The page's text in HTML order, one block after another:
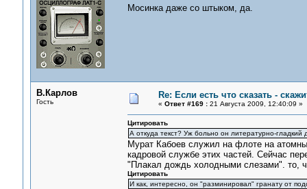
Мосинка даже со штыком, да.
В.Карлов
Гость
Re: Если есть что сказать -
« Ответ #169 :21 Августа 2009, 12:40:09 »
Цитировать
А откуда текст? Уж больно он литературно-гладкий
Мурат Кабоев служил на флоте на
кадровой службе этих частей. Сейчас
"Плакал дождь холодными слезами". то,
Цитировать
И как, интересно, он "разминировал" гранату от